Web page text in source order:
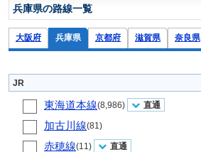
兵庫県の路線一覧
大阪府 兵庫県 京都府 滋賀県 奈良県
JR
東海道本線(8,986) 直通
加古川線(81)
赤穂線(11) 直通